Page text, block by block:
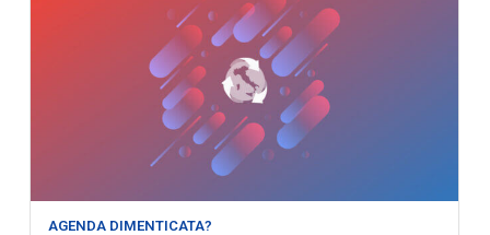
AGENDA DIMENTICATA?